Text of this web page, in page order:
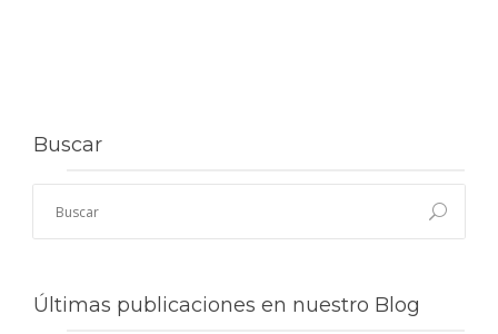
Buscar
Últimas publicaciones en nuestro Blog